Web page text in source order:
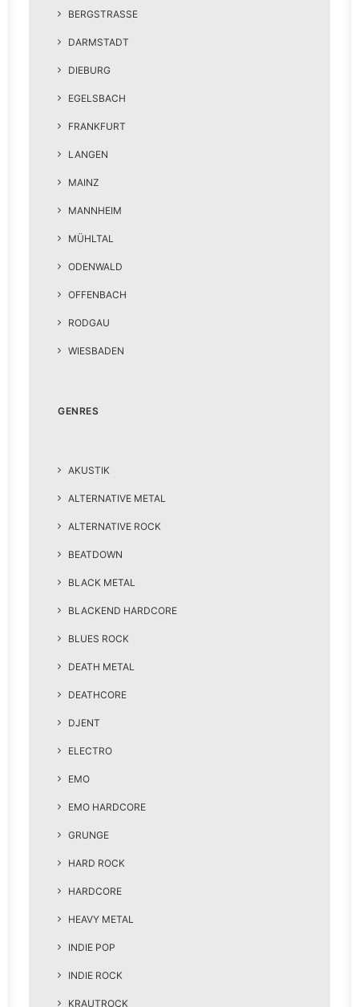
BERGSTRASSE
DARMSTADT
DIEBURG
EGELSBACH
FRANKFURT
LANGEN
MAINZ
MANNHEIM
MÜHLTAL
ODENWALD
OFFENBACH
RODGAU
WIESBADEN
GENRES
AKUSTIK
ALTERNATIVE METAL
ALTERNATIVE ROCK
BEATDOWN
BLACK METAL
BLACKEND HARDCORE
BLUES ROCK
DEATH METAL
DEATHCORE
DJENT
ELECTRO
EMO
EMO HARDCORE
GRUNGE
HARD ROCK
HARDCORE
HEAVY METAL
INDIE POP
INDIE ROCK
KRAUTROCK